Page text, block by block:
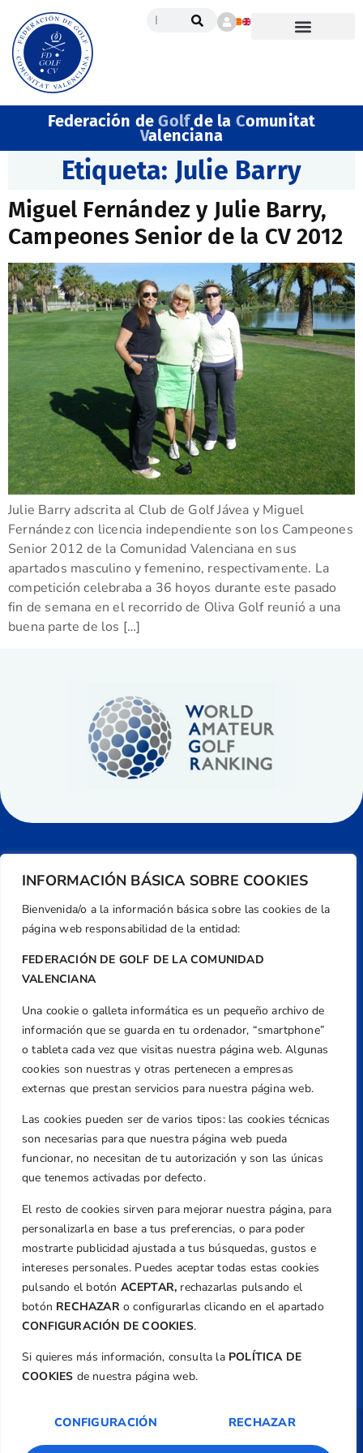
INFORMACIÓN BÁSICA SOBRE COOKIES
Bienvenida/o a la información básica sobre las cookies de la
página web responsabilidad de la entidad:
FEDERACIÓN DE GOLF DE LA COMUNIDAD
VALENCIANA
Una cookie o galleta informática es un pequeño archivo de
información que se guarda en tu ordenador, “smartphone”
o tableta cada vez que visitas nuestra página web. Algunas
cookies son nuestras y otras pertenecen a empresas
externas que prestan servicios para nuestra página web.
Las cookies pueden ser de varios tipos: las cookies técnicas
son necesarias para que nuestra página web pueda
funcionar, no necesitan de tu autorización y son las únicas
que tenemos activadas por defecto.
El resto de cookies sirven para mejorar nuestra página, para
personalizarla en base a tus preferencias, o para poder
mostrarte publicidad ajustada a tus búsquedas, gustos e
intereses personales. Puedes aceptar todas estas cookies
pulsando el botón ACEPTAR, rechazarlas pulsando el
botón RECHAZARo configurarlas clicando en el apartado
CONFIGURACIÓN DE COOKIES.
Si quieres más información, consulta la POLÍTICA DE
COOKIES de nuestra página web.
CONFIGURACIÓN RECHAZAR
Federación deGolfde la Comunitat
Valenciana
Etiqueta: Julie Barry
Miguel Fernández y Julie Barry,
Campeones Senior de la CV 2012
Julie Barry adscrita al Club de Golf Jávea y Miguel
Fernández con licencia independiente son los Campeones
Senior 2012 de la Comunidad Valenciana en sus
apartados masculino y femenino, respectivamente. La
competición celebraba a 36 hoyos durante este pasado
fin de semana en el recorrido de Oliva Golf reunió a una
buena parte de los […]
Dirección
Centre de L´Esport, Carrer d'Isaac Peral i
Caballero, Nº 5, Despachos 2 y 3, 46980,
Valencia
+34 961 367 799
Email
federacion@golfcv.com
Aviso Legal
Política de Privacidad
Transparencia
Normativa
Federación